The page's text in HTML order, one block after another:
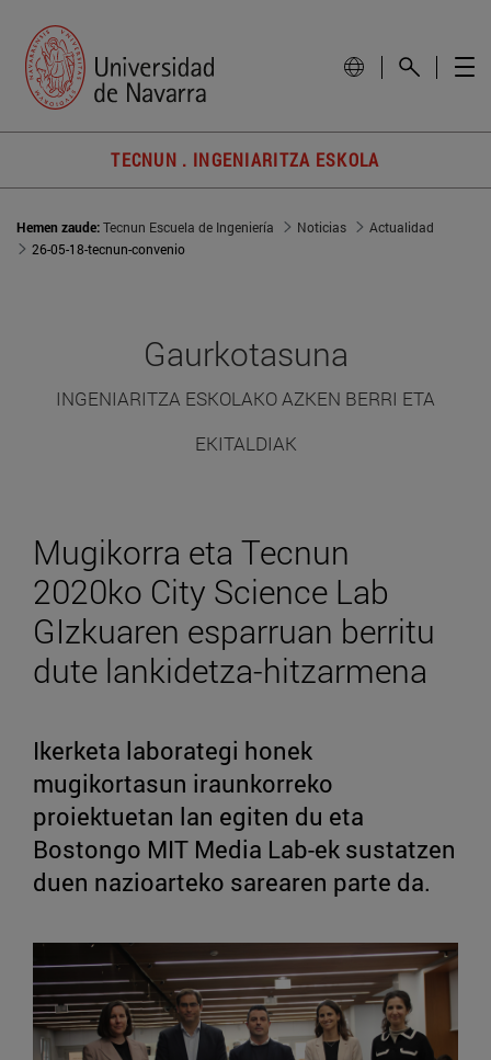
TECNUN . INGENIARITZA ESKOLA
Hemen zaude:Tecnun Escuela de Ingeniería Noticias
Actualidad
26-05-18-tecnun-convenio
Gaurkotasuna
INGENIARITZA ESKOLAKO AZKEN BERRI ETA
EKITALDIAK
Mugikorra eta Tecnun
2020ko City Science Lab
GIzkuaren esparruan berritu
dute lankidetza-hitzarmena
Ikerketa laborategi honek
mugikortasun iraunkorreko
proiektuetan lan egiten du eta
Bostongo MIT Media Lab-ek sustatzen
duen nazioarteko sarearen parte da.